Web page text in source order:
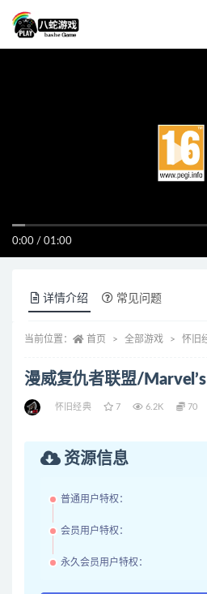
0:00 / 01:00
详情介绍 常见问题
当前位置： 首页 全部游戏 怀旧
漫威复仇者联盟/
怀旧经典 7 6.2K 70
资源信息
普通用户特权：
会员用户特权：
永久会员用户特权：